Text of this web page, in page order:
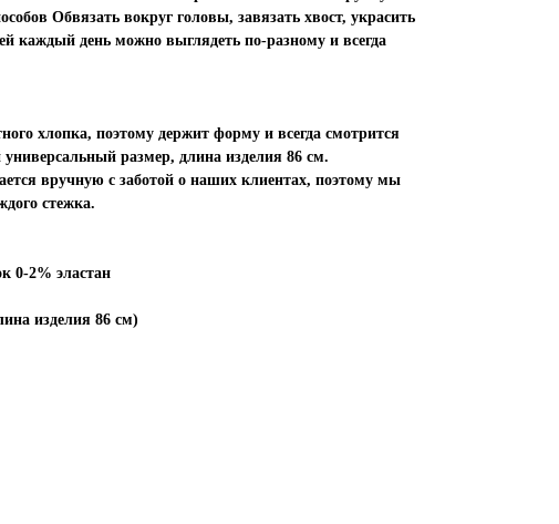
Обвязать вокруг головы, завязать хвост, украсить
каждый день можно выглядеть по-разному и всегда
хлопка, поэтому держит форму и всегда смотрится
размер, длина изделия 86 см.
вручную с заботой о наших клиентах, поэтому мы
стежка.
0-2% эластан
изделия 86 см)